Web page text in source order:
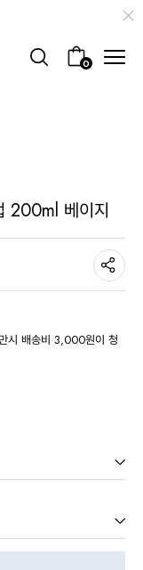
0
200ml 베이지
시 배송비 3,000원이 청